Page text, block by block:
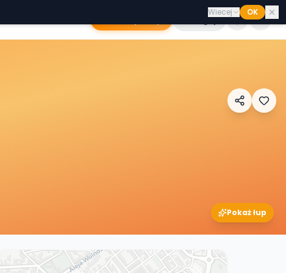
Zaloguj
Pokaż łup
Wiecej OK